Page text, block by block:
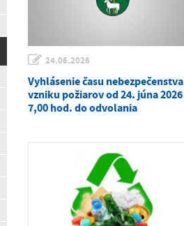
24.06.2026
Vyhlásenie času nebezpečenstva
vzniku požiarov od 24. júna 2026
7,00 hod. do odvolania